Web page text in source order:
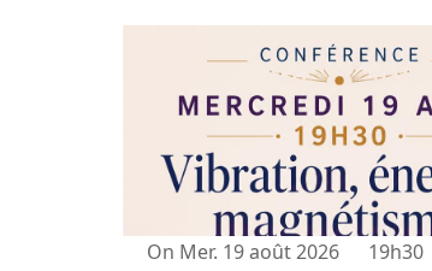
On Mer. 19 août 2026 19h30